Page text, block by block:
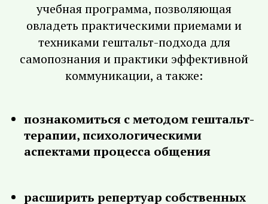
учебная программа, позволяющая
овладеть практическими приемами и
техниками гештальт-подхода для
самопознания и практики эффективной
коммуникации, а также:
познакомиться с методом гештальт-
терапии, психологическими
аспектами процесса общения
расширить репертуар собственных